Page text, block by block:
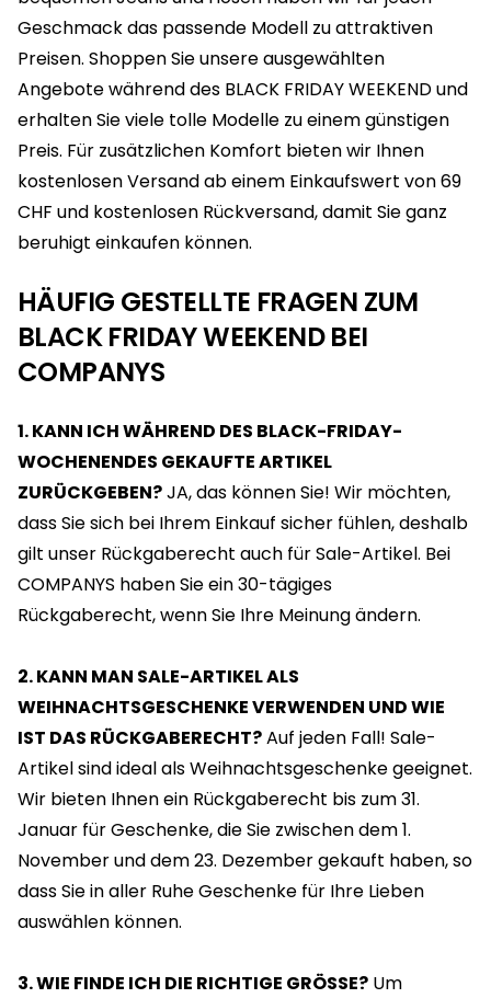
Geschmack das passende Modell zu attraktiven
Preisen. Shoppen Sie unsere ausgewählten
Angebote während des BLACK FRIDAY WEEKEND und
erhalten Sie viele tolle Modelle zu einem günstigen
Preis. Für zusätzlichen Komfort bieten wir Ihnen
kostenlosen Versand ab einem Einkaufswert von 69
CHF und kostenlosen Rückversand, damit Sie ganz
beruhigt einkaufen können.
HÄUFIG GESTELLTE FRAGEN ZUM
BLACK FRIDAY WEEKEND BEI
COMPANYS
1. KANN ICH WÄHREND DES BLACK-FRIDAY-
WOCHENENDES GEKAUFTE ARTIKEL
ZURÜCKGEBEN?JA, das können Sie! Wir möchten,
dass Sie sich bei Ihrem Einkauf sicher fühlen, deshalb
gilt unser Rückgaberecht auch für Sale-Artikel. Bei
COMPANYS haben Sie ein 30-tägiges
Rückgaberecht, wenn Sie Ihre Meinung ändern.
2. KANN MAN SALE-ARTIKEL ALS
WEIHNACHTSGESCHENKE VERWENDEN UND WIE
IST DAS RÜCKGABERECHT?Auf jeden Fall! Sale-
Artikel sind ideal als Weihnachtsgeschenke geeignet.
Wir bieten Ihnen ein Rückgaberecht bis zum 31.
Januar für Geschenke, die Sie zwischen dem 1.
November und dem 23. Dezember gekauft haben, so
dass Sie in aller Ruhe Geschenke für Ihre Lieben
auswählen können.
3. WIE FINDE ICH DIE RICHTIGE GRÖSSE? Um